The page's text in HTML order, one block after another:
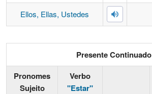
Ellos, Ellas, Ustedes
Presente Continuado
Pronomes
Sujeito
Verbo
"Estar"